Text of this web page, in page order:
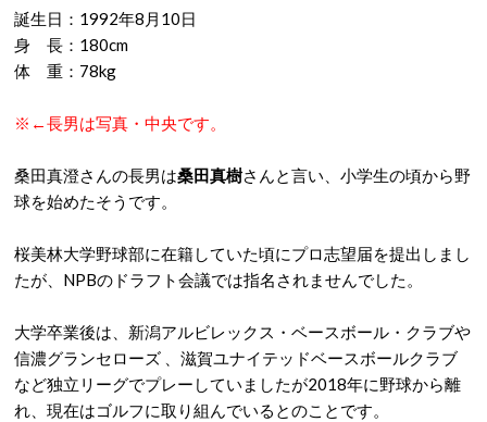
誕生日：1992年8月10日
身 長：180cm
体 重：78kg
※←長男は写真・中央です。
桑田真澄さんの長男は桑田真樹さんと言い、小学生の頃から野
球を始めたそうです。
桜美林大学野球部に在籍していた頃にプロ志望届を提出しまし
たが、NPBのドラフト会議では指名されませんでした。
大学卒業後は、新潟アルビレックス・ベースボール・クラブや
信濃グランセローズ 、滋賀ユナイテッドベースボールクラブ
など独立リーグでプレーしていましたが2018年に野球から離
れ、現在はゴルフに取り組んでいるとのことです。